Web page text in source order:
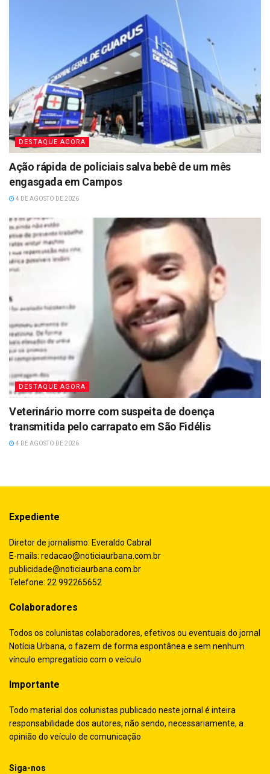
DESTAQUE AGORA
Ação rápida de policiais salva bebê de um mês
engasgada em Campos
4 DE AGOSTO DE 2026
DESTAQUE AGORA
Veterinário morre com suspeita de doença
transmitida pelo carrapato em São Fidélis
4 DE AGOSTO DE 2026
Expediente
Diretor de jornalismo: Everaldo Cabral
E-mails: redacao@noticiaurbana.com.br
publicidade@noticiaurbana.com.br
Telefone: 22 992265652
Colaboradores
Todos os colunistas colaboradores, efetivos ou eventuais do jornal
Notícia Urbana, o fazem de forma espontânea e sem nenhum
vínculo empregatício com o veículo
Importante
Todo material dos colunistas publicado neste jornal é inteira
responsabilidade dos autores, não sendo, necessariamente, a
opinião do veículo de comunicação
Siga-nos